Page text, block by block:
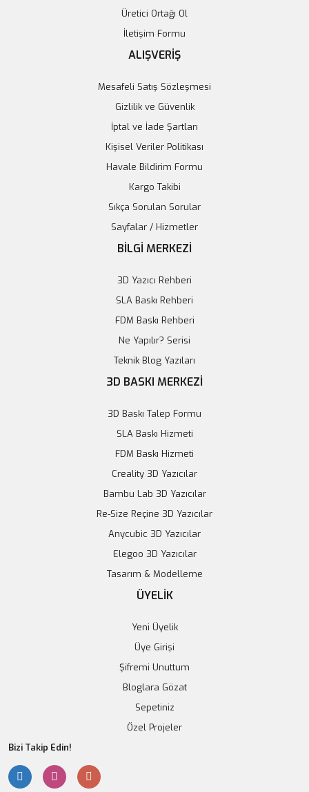
239,95 TL
Sepete Ekle
1.028,34 TL
Üretici Ortağı Ol
İletişim Formu
ALIŞVERİŞ
Mesafeli Satış Sözleşmesi
Gizlilik ve Güvenlik
İptal ve İade Şartları
Kişisel Veriler Politikası
Havale Bildirim Formu
Kargo Takibi
Sıkça Sorulan Sorular
Sayfalar / Hizmetler
BİLGİ MERKEZİ
3D Yazıcı Rehberi
SLA Baskı Rehberi
FDM Baskı Rehberi
Ne Yapılır? Serisi
Teknik Blog Yazıları
3D BASKI MERKEZİ
3D Baskı Talep Formu
SLA Baskı Hizmeti
FDM Baskı Hizmeti
Creality 3D Yazıcılar
Bambu Lab 3D Yazıcılar
Re-Size Reçine 3D Yazıcılar
Anycubic 3D Yazıcılar
Elegoo 3D Yazıcılar
Tasarım & Modelleme
ÜYELİK
Yeni Üyelik
Üye Girişi
Şifremi Unuttum
Bloglara Gözat
Sepetiniz
Özel Projeler
Bizi Takip Edin!